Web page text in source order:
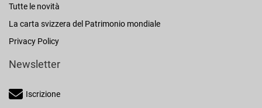
Tutte le novità
La carta svizzera del Patrimonio mondiale
Privacy Policy
Newsletter
Iscrizione